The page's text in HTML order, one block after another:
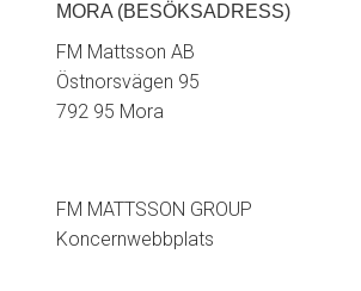
MORA (BESÖKSADRESS)
FM Mattsson AB
Östnorsvägen 95
792 95 Mora
FM MATTSSON GROUP
Koncernwebbplats